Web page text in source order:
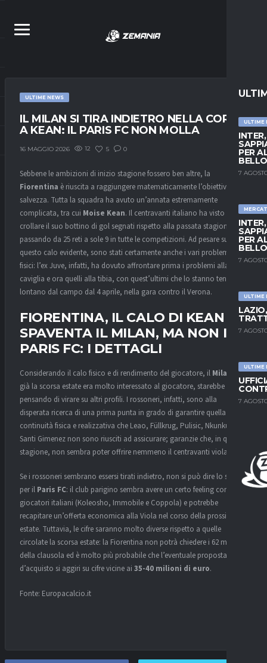
ULTIME
PER
7
PER
7
ULTIME
7
ULTIME
7
ULTIME NEWS
IL MILAN SI TIRA INDIETRO NELLA CORSA
A KEAN: IL PARIS FC NON MOLLA
16 MAGGIO 2026 12 5 0
Sebbene le ambizioni di inizio stagione fossero ben altre, la
Fiorentina è riuscita a raggiungere matematicamente l’obiettivo
salvezza. Tutta la squadra ha avuto un’annata estremamente
complicata, tra cui Moise Kean. Il centravanti italiano ha visto
crollare il suo bottino di gol segnati rispetto alla passata stagione,
passando da 25 reti a sole 9 in tutte le competizioni. Ad pesare su
questo calo evidente, sono stati certamente anche i vari problemi
fisici: l’ex Juve, infatti, ha dovuto affrontare prima i problemi alla
caviglia e ora quelli alla tibia, con quest’ultimi che lo stanno tenendo
lontano dal campo dal 4 aprile, nella gara contro il Verona.
FIORENTINA, IL CALO DI KEAN
SPAVENTA IL MILAN, MA NON IL
PARIS FC: I DETTAGLI
Considerando il calo fisico e di rendimento del giocatore, il Milan
, che
già la scorsa estate era molto interessato al giocatore, starebbe
pensando di virare su altri profili. I rossoneri, infatti, sono alla
disperata ricerca di una prima punta in grado di garantire quella
continuità fisica e realizzativa che Leao, Füllkrug, Pulisic, Nkunku e
Santi Gimenez non sono riusciti ad assicurare; garanzie che, in questa
stagione, non sembra poter offrire nemmeno il centravanti viola.
Se i rossoneri sembrano essersi tirati indietro, non si può dire lo stesso
per il Paris FC: il club parigino sembra avere un certo feeling con i
giocatori italiani (Koleosho, Immobile e Coppola) e potrebbe
recapitare un’offerta economica alla Viola nel corso della prossima
estate. Tuttavia, le cifre saranno molto diverse rispetto a quelle
circolate la scorsa estate: la Fiorentina non potrà chiedere i 62 milioni
della clausola ed è molto più probabile che l’eventuale proposta
d’acquisto si aggiri su cifre vicine ai 35-40 milioni di euro.
Fonte: Europacalcio.it